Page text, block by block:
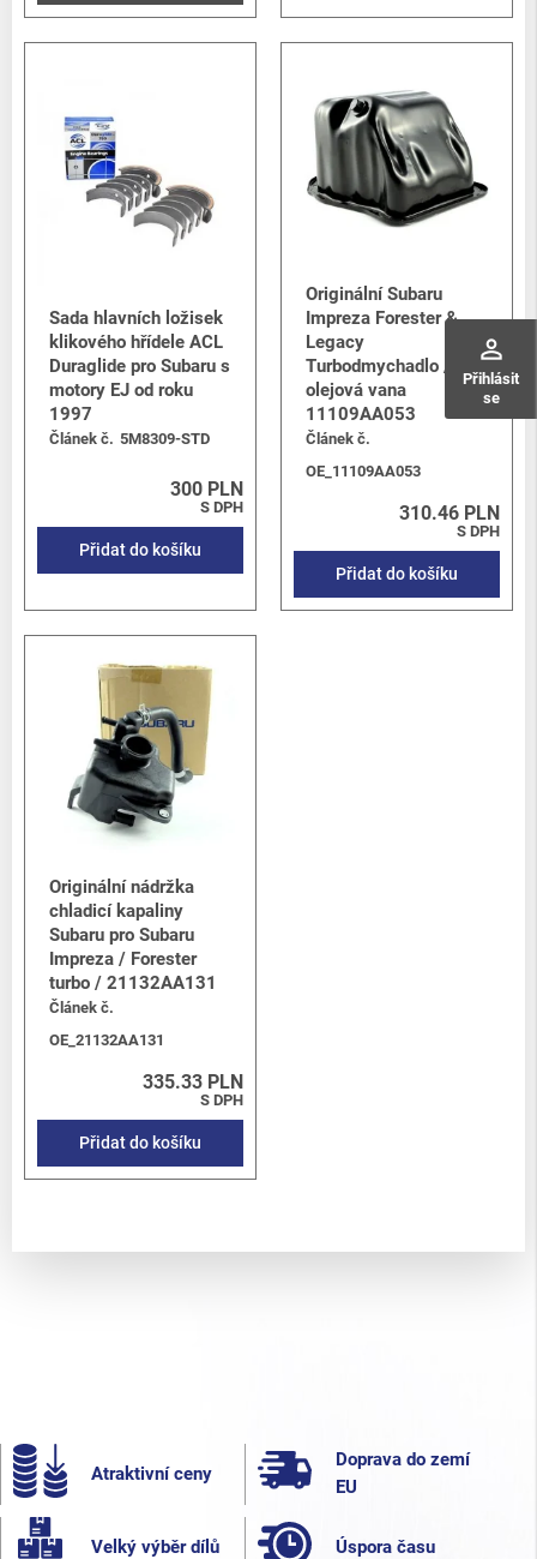
perm_identity
Přihlásit
se
Sada hlavních ložisek
klikového hřídele ACL
Duraglide pro Subaru s
motory EJ od roku
1997
Článek č. 5M8309-STD
300 PLN
S DPH
Přidat do košíku
Originální Subaru
Impreza Forester &
Legacy
Turbodmychadlo /
olejová vana
11109AA053
Článek č.
OE_11109AA053
310.46 PLN
S DPH
Přidat do košíku
Originální nádržka
chladicí kapaliny
Subaru pro Subaru
Impreza / Forester
turbo / 21132AA131
Článek č.
OE_21132AA131
335.33 PLN
S DPH
Přidat do košíku
Atraktivní ceny
Doprava do zemí
EU
Velký výběr dílů Úspora času